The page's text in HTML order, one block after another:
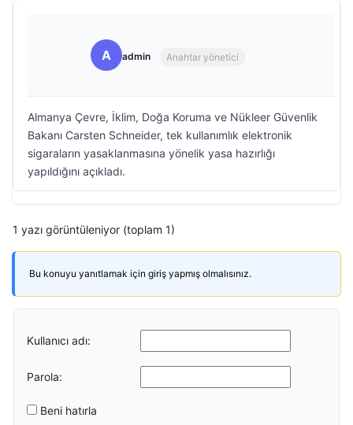
A admin Anahtar yönetici
Almanya Çevre, İklim, Doğa Koruma ve Nükleer Güvenlik
Bakanı Carsten Schneider, tek kullanımlık elektronik
sigaraların yasaklanmasına yönelik yasa hazırlığı
yapıldığını açıkladı.
1 yazı görüntüleniyor (toplam 1)
Bu konuyu yanıtlamak için giriş yapmış olmalısınız.
Kullanıcı adı:
Parola:
Beni hatırla